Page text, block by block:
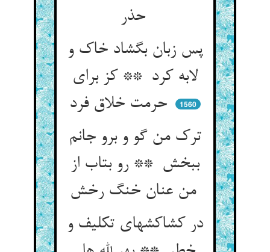
حذر
پس زبان بگشاد خاک و
لابه کرد ** کز برای
1560
ترک من گو و برو جانم
ببخش ** رو بتاب از
من عنان خنگ رخش
در کشاکشهای تکلیف و